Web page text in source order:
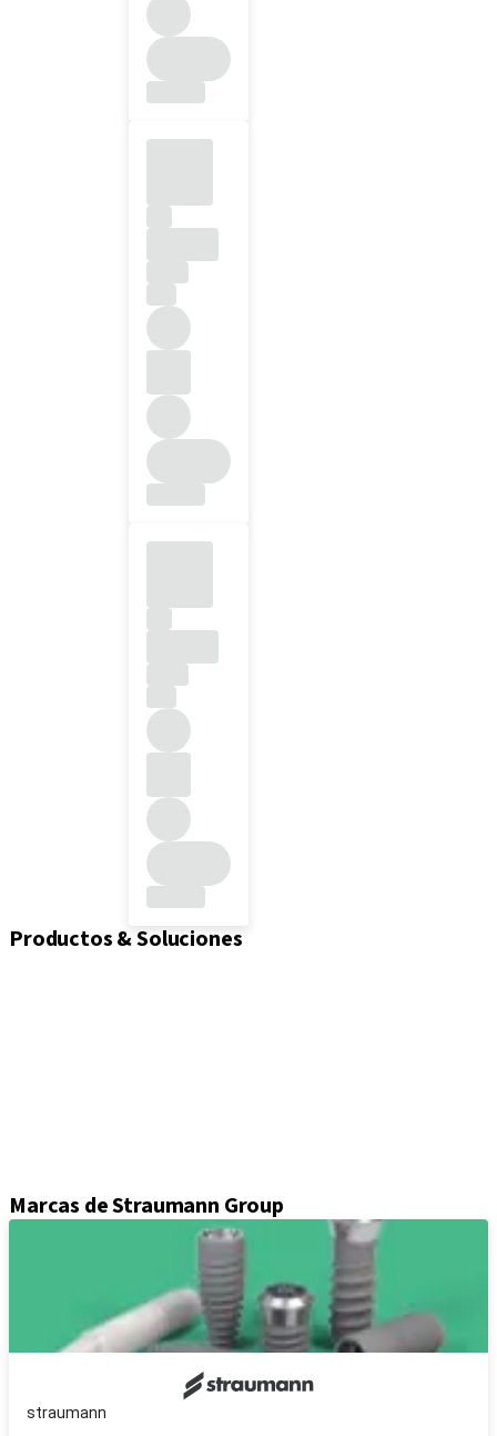
Productos & Soluciones
Marcas de Straumann Group
straumann